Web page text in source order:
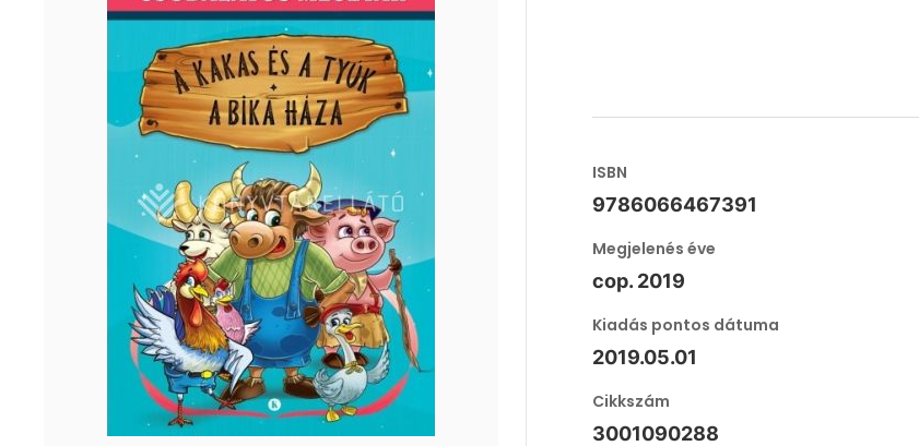
ISBN
9786066467391
Megjelenés éve
cop. 2019
Kiadás pontos dátuma
2019.05.01
Cikkszám
3001090288